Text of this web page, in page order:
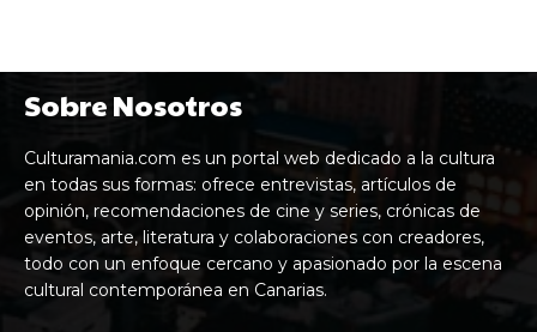
Sobre Nosotros
Culturamania.com es un portal web dedicado a la cultura
en todas sus formas: ofrece entrevistas, artículos de
opinión, recomendaciones de cine y series, crónicas de
eventos, arte, literatura y colaboraciones con creadores,
todo con un enfoque cercano y apasionado por la escena
cultural contemporánea en Canarias.